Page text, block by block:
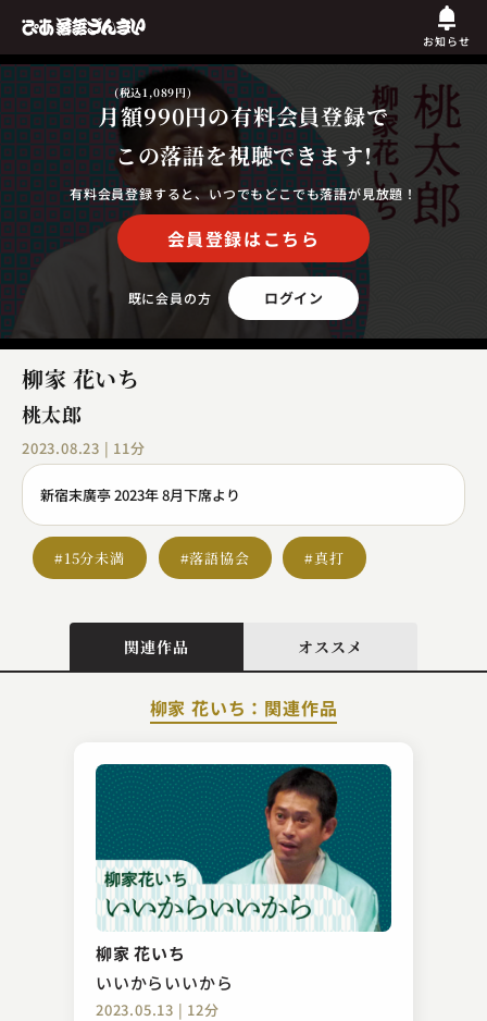
お知らせ
月額990円
(税込1,089円)
の有料会員登録で
この落語を視聴できます!
有料会員登録すると、いつでもどこでも落語が見放題！
会員登録はこちら
既に会員の方 ログイン
柳家 花いち
桃太郎
2023.08.23 | 11分
新宿末廣亭 2023年 8月下席より
#15分未満 #落語協会 #真打
関連作品 オススメ
柳家 花いち：関連作品
柳家 花いち
いいからいいから
2023.05.13 | 12分
林家 彦三
鮫講釈
2024.08.27 | 13分